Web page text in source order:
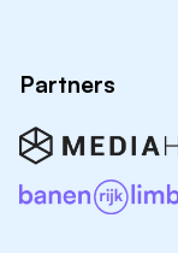
Je helpt
door jouw
voor kansen
Wat breng je
HBO werk-
Partners